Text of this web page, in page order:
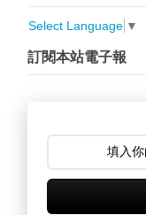
Select Language ▼
訂閱本站電子報